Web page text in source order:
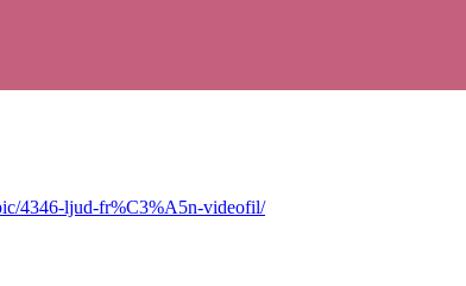
4346-ljud-fr%C3%A5n-videofil/